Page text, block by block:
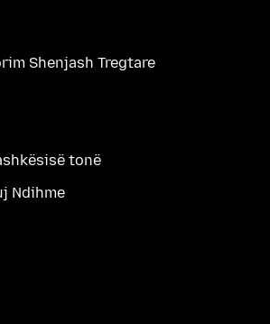
Shenjash Tregtare
tonë
Ndihme